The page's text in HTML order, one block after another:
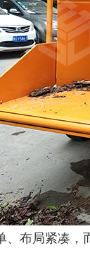
布局紧凑，